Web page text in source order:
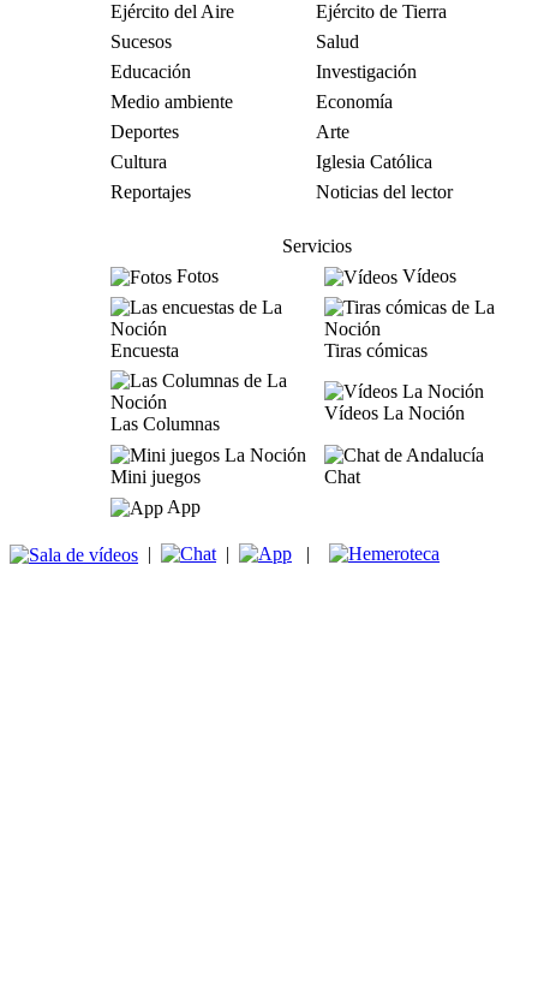
Ejército del Aire
Ejército de Tierra
Sucesos
Salud
Educación
Investigación
Medio ambiente
Economía
Deportes
Arte
Cultura
Iglesia Católica
Reportajes
Noticias del lector
Servicios
Fotos
Vídeos
Encuesta Tiras cómicas
Las Columnas
Vídeos La Noción
Mini juegos
Chat
App
| | |